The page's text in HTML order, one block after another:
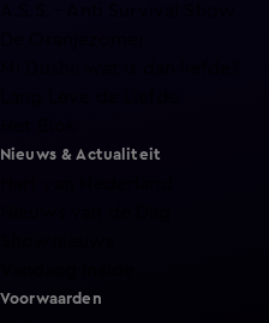
Nieuws & Actualiteit
Voorwaarden